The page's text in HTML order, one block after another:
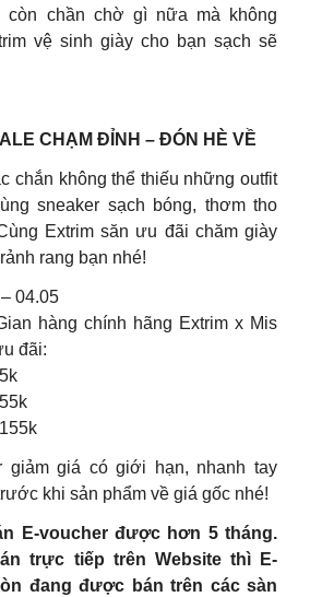
còn chần chờ gì nữa mà không
vệ sinh giày cho bạn sạch sẽ
CHẠM ĐỈNH – ĐÓN HÈ VỀ
chắn không thể thiếu những outfit
sneaker sạch bóng, thơm tho
Extrim săn ưu đãi chăm giày
rang bạn nhé!
04.05
hàng chính hãng Extrim x Mis
đãi:
giảm giá có giới hạn, nhanh tay
khi sản phẩm về giá gốc nhé!
E-voucher được hơn 5 tháng.
trực tiếp trên Website thì E-
đang được bán trên các sàn